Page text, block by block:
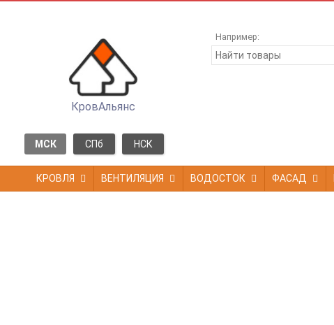
КровАльянс
МСК СПб НСК
Например:
КРОВЛЯ ВЕНТИЛЯЦИЯ ВОДОСТОК ФАСАД